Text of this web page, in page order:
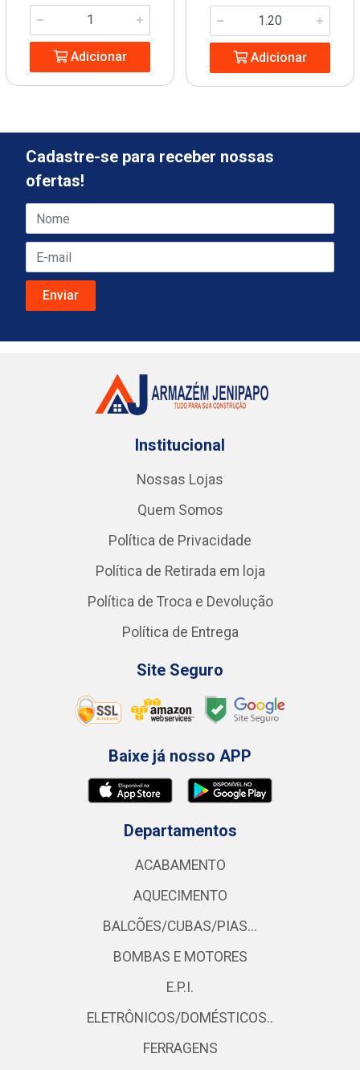
Adicionar Adicionar
Cadastre-se para receber nossas
ofertas!
Institucional
Nossas Lojas
Quem Somos
Política de Privacidade
Política de Retirada em loja
Política de Troca e Devolução
Política de Entrega
Site Seguro
Baixe já nosso APP
Departamentos
ACABAMENTO
AQUECIMENTO
BALCÕES/CUBAS/PIAS...
BOMBAS E MOTORES
E.P.I.
ELETRÔNICOS/DOMÉSTICOS..
FERRAGENS